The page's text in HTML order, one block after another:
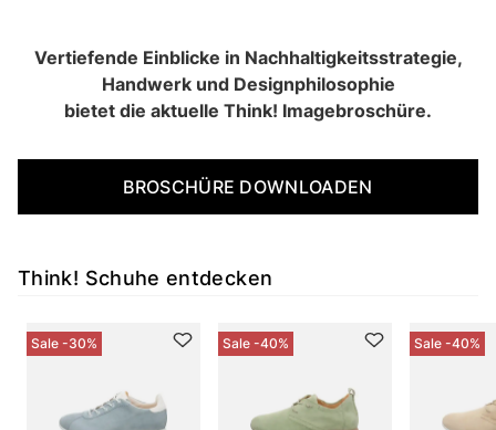
Vertiefende Einblicke in Nachhaltigkeitsstrategie,
Handwerk und Designphilosophie
bietet die aktuelle Think! Imagebroschüre.
BROSCHÜRE DOWNLOADEN
Think! Schuhe entdecken
Sale -30% Sale -40% Sale -40%